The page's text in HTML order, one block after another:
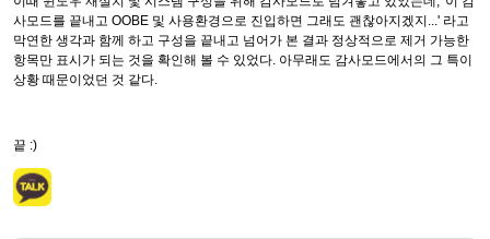
사모드를 끝내고 OOBE 및 사용환경으로 진입하면 그래도 괜찮아지겠지...' 라고
막연한 생각과 함께 하고 구성을 끝내고 넘어가 본 결과 정상적으로 제거 가능한
항목만 표시가 되는 것을 확인해 볼 수 있었다. 아무래도 감사모드에서의 그 특이
상황 때문이었던 것 같다.
끝 :)